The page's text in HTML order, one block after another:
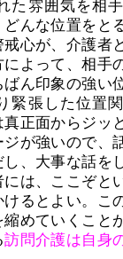
た雰囲気を相
んな位置をと
心が、介護者
よって、相手
ん印象の強い
緊張した位置
正面からジッ
が強いので、
、大事な話を
は、ここぞと
るとよい。こ
めていくこと
訪問介護は自身